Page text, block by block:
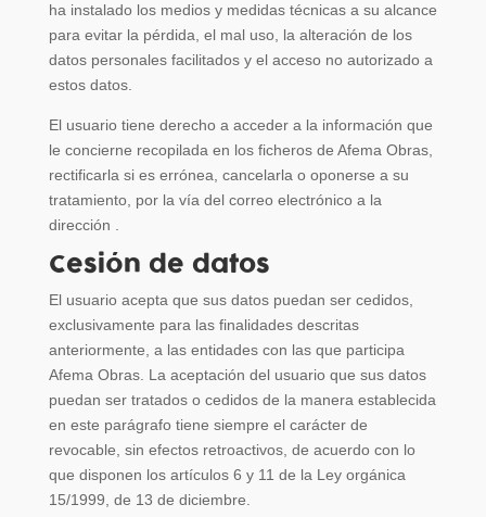
ha instalado los medios y medidas técnicas a su alcance
para evitar la pérdida, el mal uso, la alteración de los
datos personales facilitados y el acceso no autorizado a
estos datos.
El usuario tiene derecho a acceder a la información que
le concierne recopilada en los ficheros de Afema Obras,
rectificarla si es errónea, cancelarla o oponerse a su
tratamiento, por la vía del correo electrónico a la
dirección .
Cesión de datos
El usuario acepta que sus datos puedan ser cedidos,
exclusivamente para las finalidades descritas
anteriormente, a las entidades con las que participa
Afema Obras. La aceptación del usuario que sus datos
puedan ser tratados o cedidos de la manera establecida
en este parágrafo tiene siempre el carácter de
revocable, sin efectos retroactivos, de acuerdo con lo
que disponen los artículos 6 y 11 de la Ley orgánica
15/1999, de 13 de diciembre.